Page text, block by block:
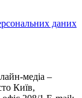
даних
медіа –
Київ,